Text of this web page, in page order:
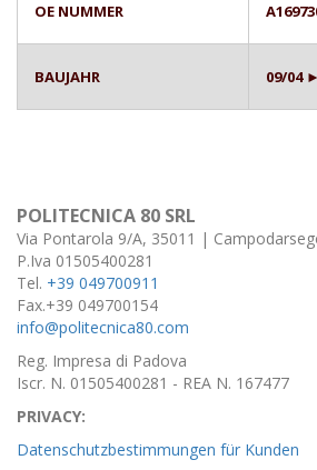
OE NUMMER
BAUJAHR 09/04
POLITECNICA 80 SRL
Via Pontarola 9/A, 35011 |
P.Iva 01505400281
Tel. +39 049700911
Fax.+39 049700154
info@politecnica80.com
Reg. Impresa di Padova
Iscr. N. 01505400281 - REA N. 167477
PRIVACY:
Datenschutzbestimmungen für Kunden